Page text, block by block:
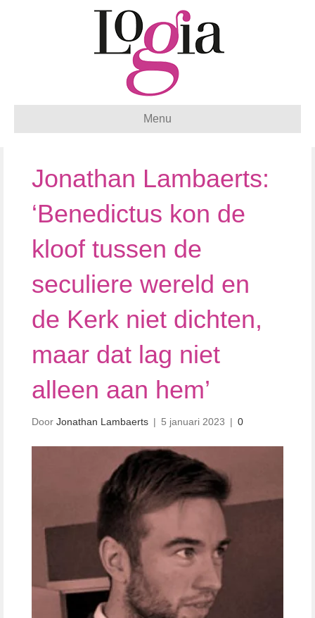
Menu
Jonathan Lambaerts:
‘Benedictus kon de
kloof tussen de
seculiere wereld en
de Kerk niet dichten,
maar dat lag niet
alleen aan hem’
Door Jonathan Lambaerts | 5 januari 2023 | 0